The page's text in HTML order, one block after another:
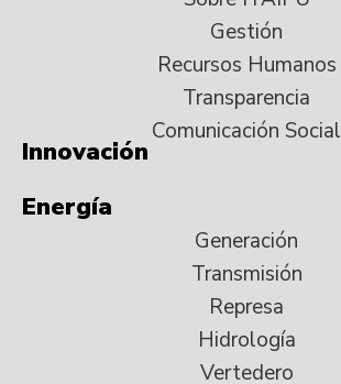
Gestión
Recursos Humanos
Transparencia
Comunicación Social
Innovación
Energía
Generación
Transmisión
Represa
Hidrología
Vertedero